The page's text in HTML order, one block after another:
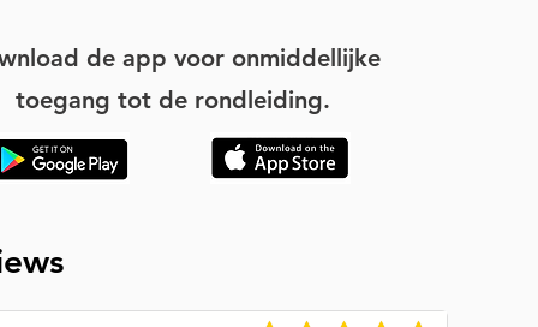
de app voor onmiddellijke
toegang tot de rondleiding.